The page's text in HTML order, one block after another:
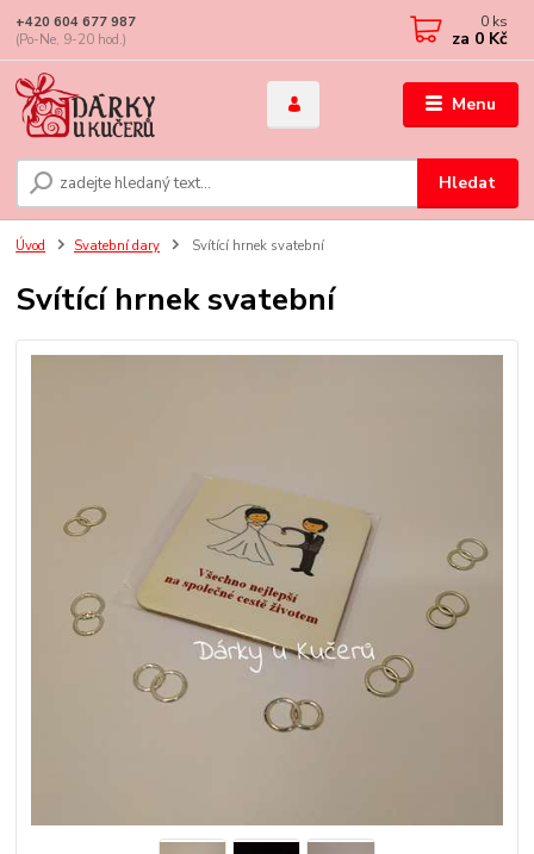
Menu
Hledat
+420 604 677 987
(Po-Ne, 9-20 hod.)
0 ks
za 0 Kč
Úvod Svatební dary Svítící hrnek svatební
Svítící hrnek svatební